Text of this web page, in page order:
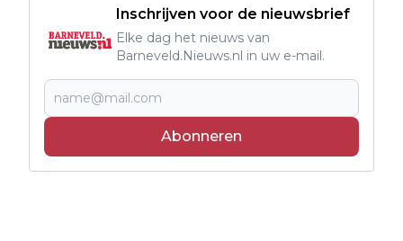
Inschrijven voor de nieuwsbrief
Elke dag het nieuws van
Barneveld.Nieuws.nl in uw e-mail.
Abonneren